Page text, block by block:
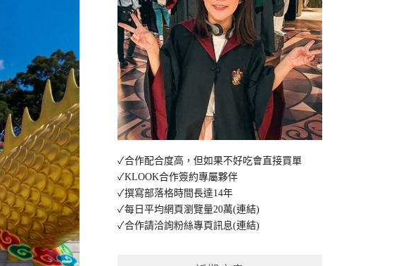
✓合作配合度高，但如果不好吃會直接買單
✓KLOOK合作簽約專屬夥伴
✓撰寫部落格時間長達14年
✓每日平均網頁瀏覽量20萬(連結)
✓合作請洽詢粉絲專頁訊息(連結)